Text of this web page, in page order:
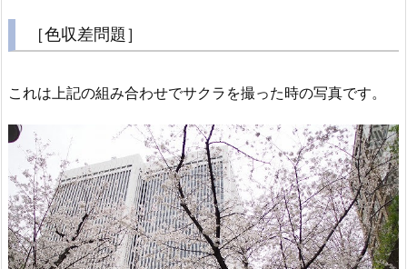
［色収差問題］
これは上記の組み合わせでサクラを撮った時の写真です。